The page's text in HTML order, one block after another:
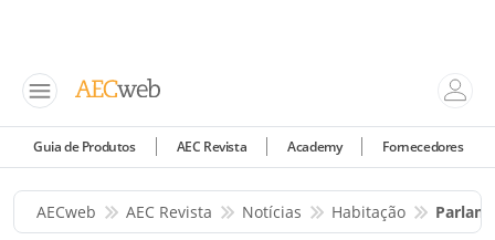
Guia de Produtos AEC Revista Academy Fornecedores
AECweb AEC Revista Notícias Habitação